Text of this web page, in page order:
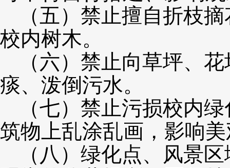
（五）禁止擅自折枝
校内树木。
（六）禁止向草坪、
痰、泼倒污水。
（七）禁止污损校内
筑物上乱涂乱画，影响
（八）绿化点、风景